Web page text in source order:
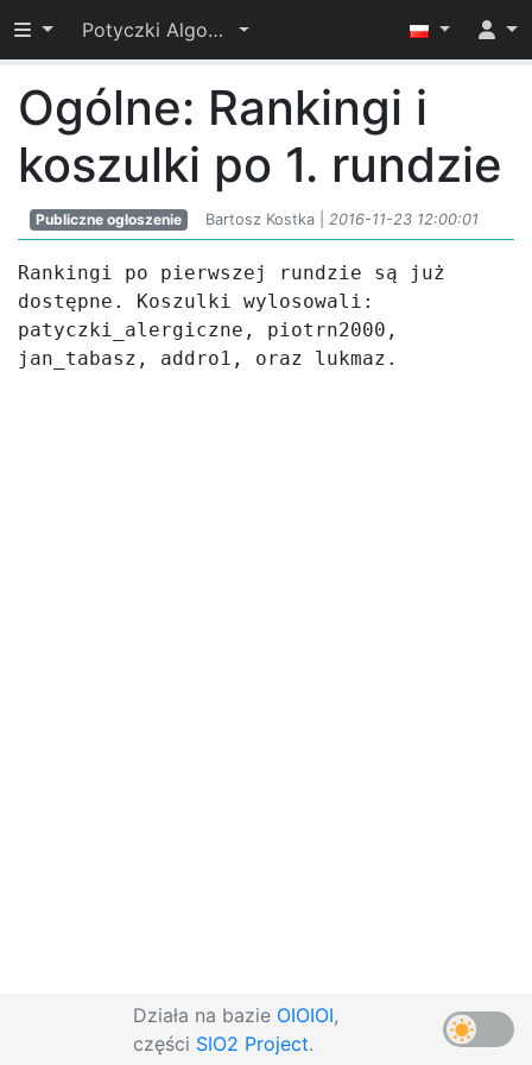
Przełącz widoczność menu
Potyczki Algorytmiczne 2016
Ogólne: Rankingi i
koszulki po 1. rundzie
Publiczne ogłoszenie Bartosz Kostka | 2016-11-23 12:00:01
Rankingi po pierwszej rundzie są już
dostępne. Koszulki wylosowali:
patyczki_alergiczne, piotrn2000,
jan_tabasz, addro1, oraz lukmaz.
Działa na bazie OIOIOI,
części SIO2 Project.